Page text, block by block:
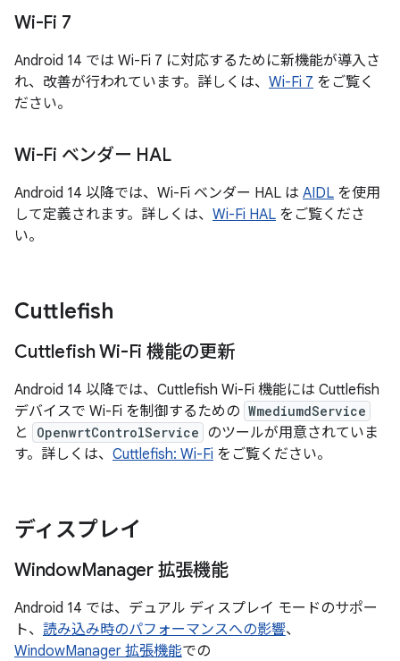
Wi-Fi 7
Android 14 では Wi-Fi 7 に対応するために新機能が導入さ
れ、改善が行われています。詳しくは、 Wi-Fi 7 をご覧く
ださい。
Wi-Fi ベンダー HAL
Android 14 以降では、Wi-Fi ベンダー HAL は AIDL を使用
して定義されます。詳しくは、 Wi-Fi HAL をご覧くださ
い。
Cuttlefish
Cuttlefish Wi-Fi 機能の更新
Android 14 以降では、Cuttlefish Wi-Fi 機能には Cuttlefish
デバイスで Wi-Fi を制御するための WmediumdService
と OpenwrtControlService のツールが用意されていま
す。詳しくは、 Cuttlefish: Wi-Fi をご覧ください。
ディスプレイ
WindowManager 拡張機能
Android 14 では、デュアル ディスプレイ モードのサポー
ト、 読み込み時のパフォーマンスへの影響、
WindowManager 拡張機能での